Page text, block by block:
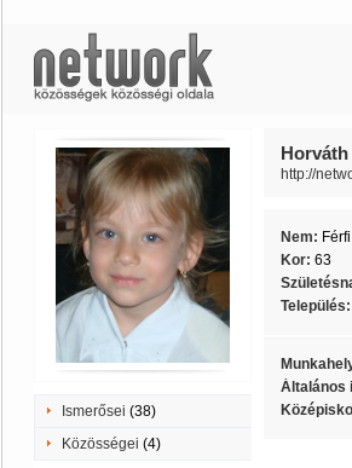
Ismerősei (38)
Közösségei (4)
http://
Nem: Férfi
Kor: 63
Település:
Általános